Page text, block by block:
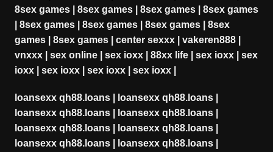
8sex games| 8sex games| 8sex games| 8sex games
8sex games| 8sex games| 8sex games| 8sex
games| 8sex games| center sexxx| vakeren888|
vnxxx| sex online| sex ioxx| 88xx life| sex ioxx| sex
ioxx| sex ioxx| sex ioxx| sex ioxx|
loansexx qh88.loans| loansexx qh88.loans|
loansexx qh88.loans| loansexx qh88.loans|
loansexx qh88.loans| loansexx qh88.loans|
loansexx qh88.loans| loansexx qh88.loans|